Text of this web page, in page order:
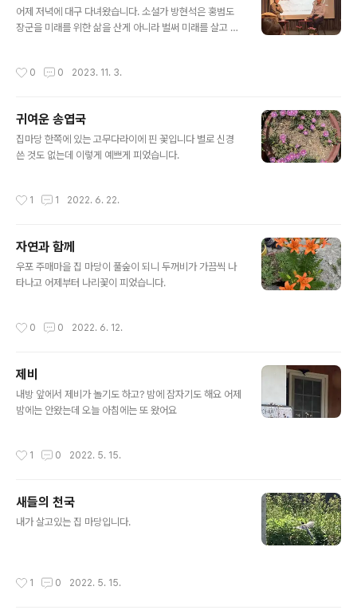
어제 저녁에 대구 다녀왔습니다. 소설가 방현석은 홍범도
장군을 미래를 위한 삶을 산게 아니라 벌써 미래를 살고 있
고귀한 꿈을 꾼 인물이라는 말이 감동적이었습니다.
0 0 2023. 11. 3.
귀여운 송엽국
집마당 한쪽에 있는 고무다라이에 핀 꽃입니다 별로 신경
쓴 것도 없는데 이렇게 예쁘게 피었습니다.
1 1 2022. 6. 22.
자연과 함께
우포 주매마을 집 마당이 풀숲이 되니 두꺼비가 가끔씩 나
타나고 어제부터 나리꽃이 피었습니다.
0 0 2022. 6. 12.
제비
내방 앞에서 제비가 놀기도 하고? 밤에 잠자기도 해요 어제
밤에는 안왔는데 오늘 아침에는 또 왔어요
1 0 2022. 5. 15.
새들의 천국
내가 살고있는 집 마당입니다.
1 0 2022. 5. 15.